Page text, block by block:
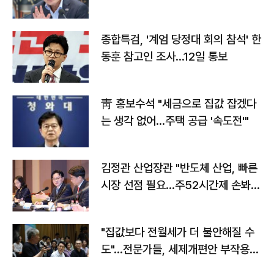
종합특검, '계엄 당정대 회의 참석' 한
동훈 참고인 조사...12일 통보
靑 홍보수석 "세금으로 집값 잡겠다
는 생각 없어…주택 공급 '속도전'"
김정관 산업장관 "반도체 산업, 빠른
시장 선점 필요…주52시간제 손봐
"집값보다 전월세가 더 불안해질 수
도"…전문가들, 세제개편안 부작용